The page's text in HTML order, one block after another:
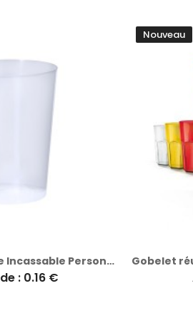
Gobelet Réutilisable Incassable Personnalisé Pas Cher - Raxon
: 0.16 €
Nouveau